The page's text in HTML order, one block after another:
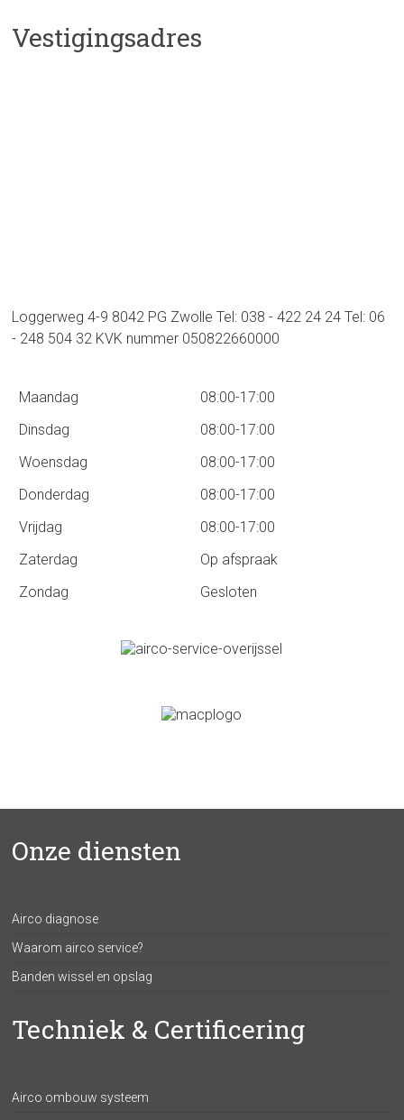
Vestigingsadres
Loggerweg 4-9 8042 PG Zwolle Tel: 038 - 422 24 24 Tel: 06
- 248 504 32 KVK nummer 050822660000
Maandag
08:00-17:00
Dinsdag
08:00-17:00
Woensdag
08:00-17:00
Donderdag
08:00-17:00
Vrijdag
08:00-17:00
Zaterdag
Op afspraak
Zondag
Gesloten
Onze diensten
Airco diagnose
Waarom airco service?
Banden wissel en opslag
Techniek & Certificering
Airco ombouw systeem